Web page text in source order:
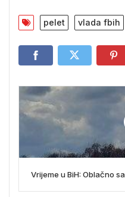
pelet vlada fbih
Vrijeme u BiH: Oblačno